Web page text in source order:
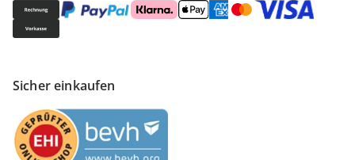
Sicher einkaufen